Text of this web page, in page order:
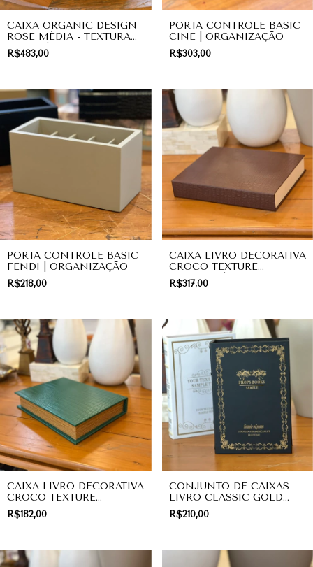
CAIXA ORGANIC DESIGN
ROSE MÉDIA - TEXTURA
LINHO | DECORAÇÃO
R$483,00
PORTA CONTROLE BASIC
CINE | ORGANIZAÇÃO
R$303,00
PORTA CONTROLE BASIC
FENDI | ORGANIZAÇÃO
R$218,00
CAIXA LIVRO DECORATIVA
CROCO TEXTURE
MARROM | PRESENTE
R$317,00
CAIXA LIVRO DECORATIVA
CROCO TEXTURE
ESMERALDA VERDE COM
BORDAS GOLD |
R$182,00
CONJUNTO DE CAIXAS
LIVRO CLASSIC GOLD
ORNAMENTS (BLACK &
WHITE) | DECORAÇÃO
R$210,00